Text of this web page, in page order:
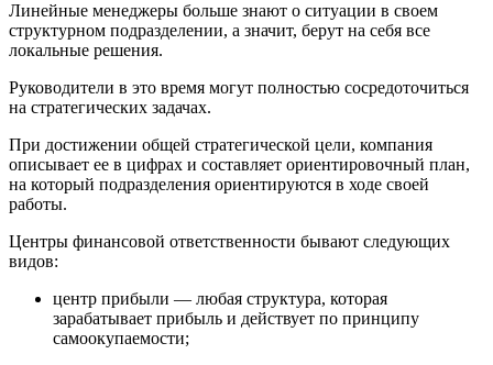
Линейные менеджеры больше знают о ситуации в своем
структурном подразделении, а значит, берут на себя все
локальные решения.
Руководители в это время могут полностью сосредоточиться
на стратегических задачах.
При достижении общей стратегической цели, компания
описывает ее в цифрах и составляет ориентировочный план,
на который подразделения ориентируются в ходе своей
работы.
Центры финансовой ответственности бывают следующих
видов:
центр прибыли — любая структура, которая
зарабатывает прибыль и действует по принципу
самоокупаемости;